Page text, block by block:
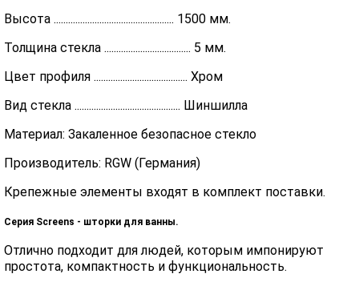
Высота .................................................. 1500 мм.
Толщина стекла .................................... 5 мм.
Цвет профиля ....................................... Хром
Вид стекла ............................................ Шиншилла
Материал: Закаленное безопасное стекло
Производитель: RGW (Германия)
Крепежные элементы входят в комплект поставки.
Серия Screens - шторки для ванны.
Отлично подходит для людей, которым импонируют
простота, компактность и функциональность.